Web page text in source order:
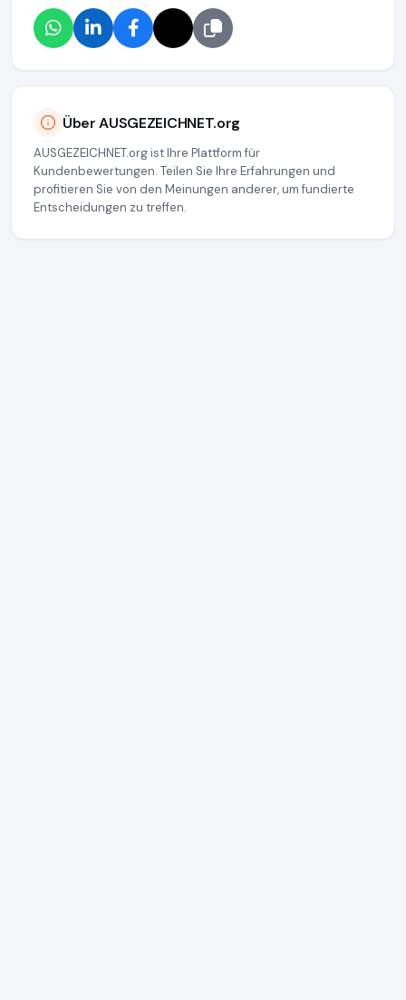
Über AUSGEZEICHNET.org
AUSGEZEICHNET.org ist Ihre Plattform für
Kundenbewertungen. Teilen Sie Ihre Erfahrungen und
profitieren Sie von den Meinungen anderer, um fundierte
Entscheidungen zu treffen.